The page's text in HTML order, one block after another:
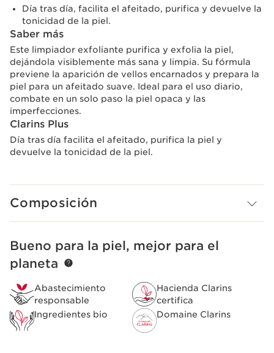
Día tras día, facilita el afeitado, purifica y devuelve la
tonicidad de la piel.
Saber más
Este limpiador exfoliante purifica y exfolia la piel,
dejándola visiblemente más sana y limpia. Su fórmula
previene la aparición de vellos encarnados y prepara la
piel para un afeitado suave. Ideal para el uso diario,
combate en un solo paso la piel opaca y las
imperfecciones.
Clarins Plus
Día tras día facilita el afeitado, purifica la piel y
devuelve la tonicidad de la piel.
Composición
IR AL CONTENIDO
Bueno para la piel, mejor para el
planeta
Abastecimiento
responsable
Hacienda Clarins
certifica
Ingredientes bio
Domaine Clarins